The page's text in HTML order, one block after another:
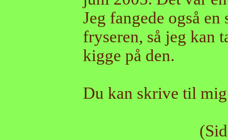
Jeg fangede også
fryseren, så jeg kan
kigge på den.
Du kan skrive til